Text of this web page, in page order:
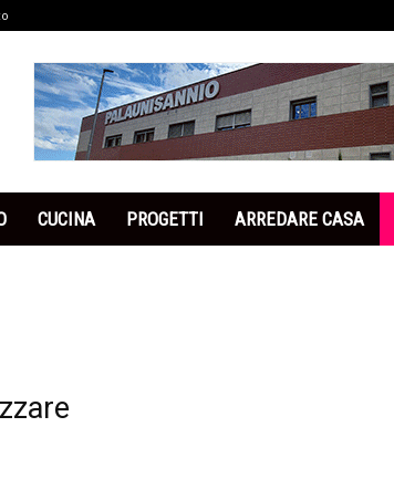
CUCINA PROGETTI ARREDARE CASA